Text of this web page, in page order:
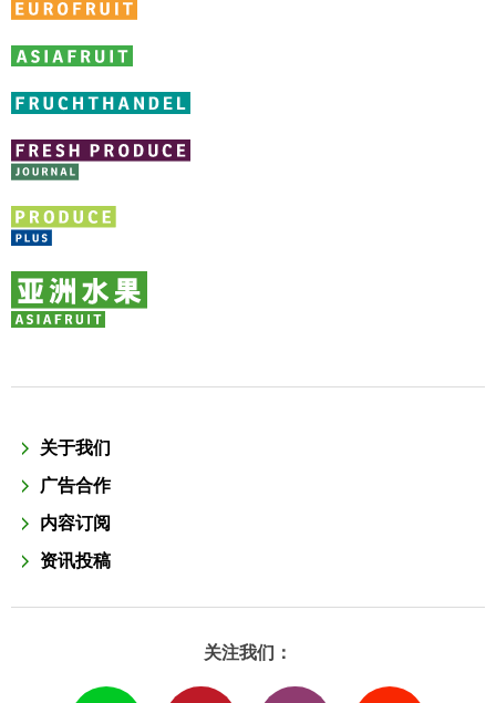
关于我们
广告合作
内容订阅
资讯投稿
关注我们：